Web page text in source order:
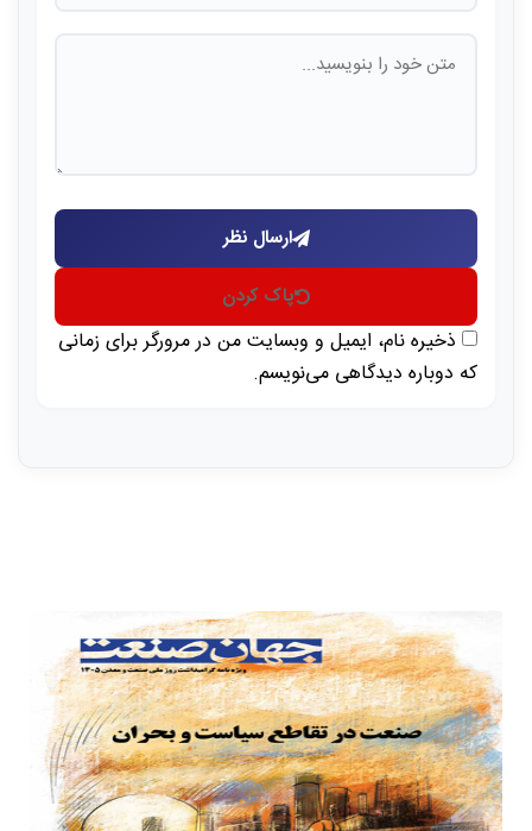
ارسال نظر
پاک کردن
ذخیره نام، ایمیل و وبسایت من در مرورگر برای زمانی
که دوباره دیدگاهی می‌نویسم.